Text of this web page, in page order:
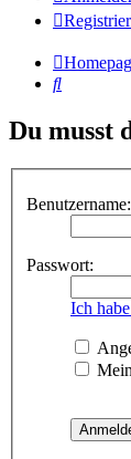
Suche
Du musst
Benutzername:
Passwort:
Ich